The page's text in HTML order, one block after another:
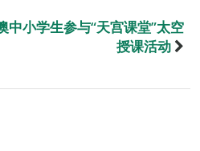
中小学生参与“天宫课堂”太空
授课活动